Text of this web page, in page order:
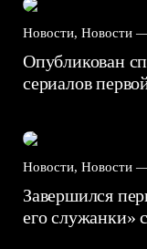
Новости, Новости
Опубликован
сериалов
Новости, Новости
Завершился
его служанки»